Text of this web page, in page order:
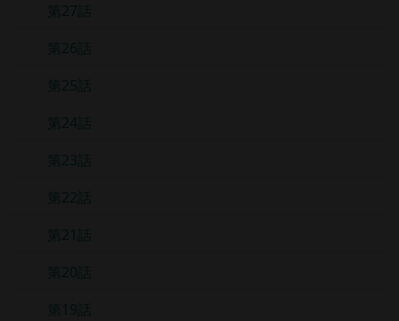
第27話
第26話
第25話
第24話
第23話
第22話
第21話
第20話
第19話